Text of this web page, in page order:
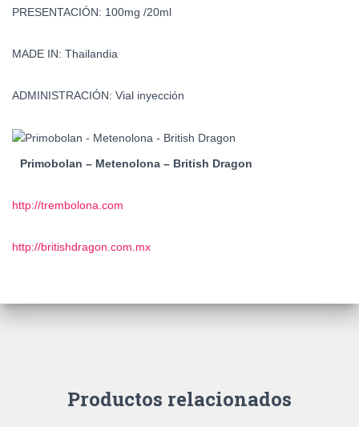
PRESENTACIÓN: 100mg /20ml
MADE IN: Thailandia
ADMINISTRACIÓN: Vial inyección
Primobolan – Metenolona – British Dragon
http://trembolona.com
http://britishdragon.com.mx
Productos relacionados